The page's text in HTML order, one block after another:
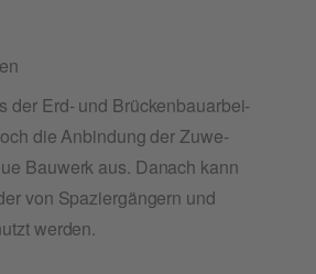
der Erd- und Brü­cken­bau­ar­bei­
die Anbin­dung der Zuwe­
Bau­werk aus. Danach kann
von Spa­zier­gän­gern und
werden.